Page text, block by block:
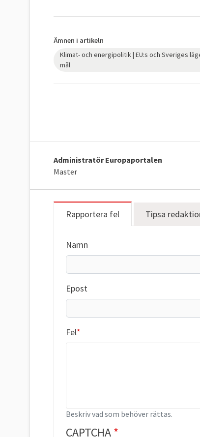
Ämnen i artikeln
Klimat- och energipolitik | EU:s och Sveriges
mål
Administratör Europaportalen
Master
Rapportera fel Tipsa
Namn
Epost
Fel
Beskriv vad som behöver rättas.
CAPTCHA